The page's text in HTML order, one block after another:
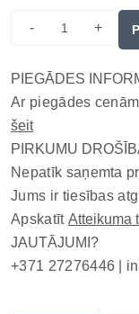
siltumu, nodrošinot
- +
PIEGĀDES
Ar piegādes
šeit
PIRKUMU
Nepatīk saņemta
Jums ir tiesības
Apskatīt Atteikuma
JAUTĀJUMI?
+371 27276446 |